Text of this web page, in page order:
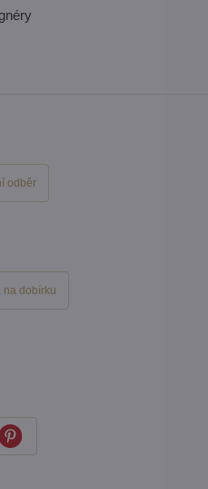
odběr
na dobírku